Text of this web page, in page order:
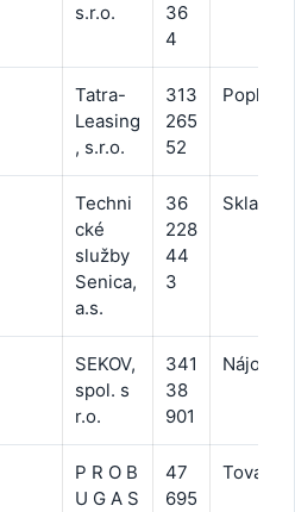
s.r.o.
36
4
Tatra-
Leasing
, s.r.o.
313
265
52
Techni
cké
služby
Senica,
a.s.
36
228
44
3
SEKOV,
spol. s
r.o.
341
38
901
P R O B
U G A S
47
695
Tovar